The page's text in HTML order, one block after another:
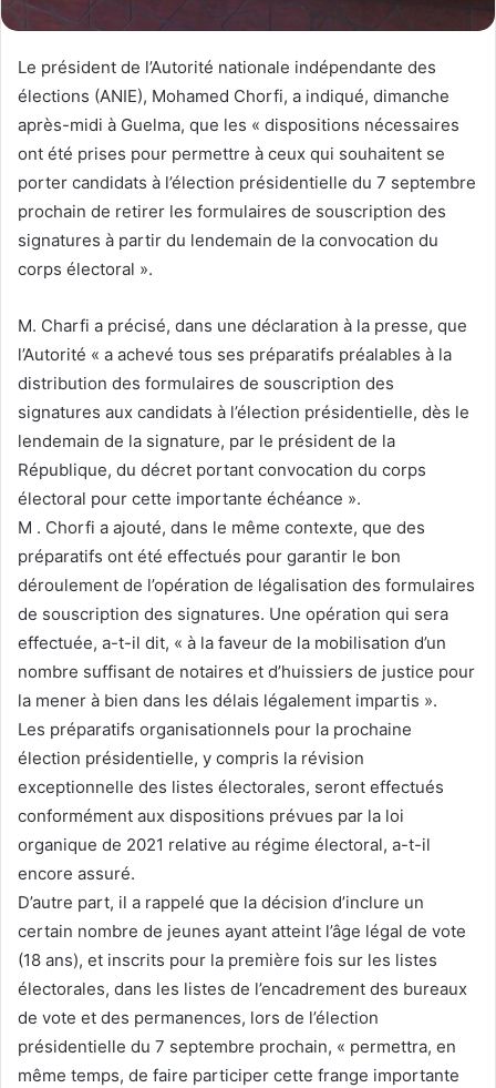
Le président de l’Autorité nationale indépendante des
élections (ANIE), Mohamed Chorfi, a indiqué, dimanche
après-midi à Guelma, que les « dispositions nécessaires
ont été prises pour permettre à ceux qui souhaitent se
porter candidats à l’élection présidentielle du 7 septembre
prochain de retirer les formulaires de souscription des
signatures à partir du lendemain de la convocation du
corps électoral ».
M. Charfi a précisé, dans une déclaration à la presse, que
l’Autorité « a achevé tous ses préparatifs préalables à la
distribution des formulaires de souscription des
signatures aux candidats à l’élection présidentielle, dès le
lendemain de la signature, par le président de la
République, du décret portant convocation du corps
électoral pour cette importante échéance ».
M . Chorfi a ajouté, dans le même contexte, que des
préparatifs ont été effectués pour garantir le bon
déroulement de l’opération de légalisation des formulaires
de souscription des signatures. Une opération qui sera
effectuée, a-t-il dit, « à la faveur de la mobilisation d’un
nombre suffisant de notaires et d’huissiers de justice pour
la mener à bien dans les délais légalement impartis ».
Les préparatifs organisationnels pour la prochaine
élection présidentielle, y compris la révision
exceptionnelle des listes électorales, seront effectués
conformément aux dispositions prévues par la loi
organique de 2021 relative au régime électoral, a-t-il
encore assuré.
D’autre part, il a rappelé que la décision d’inclure un
certain nombre de jeunes ayant atteint l’âge légal de vote
(18 ans), et inscrits pour la première fois sur les listes
électorales, dans les listes de l’encadrement des bureaux
de vote et des permanences, lors de l’élection
présidentielle du 7 septembre prochain, « permettra, en
même temps, de faire participer cette frange importante